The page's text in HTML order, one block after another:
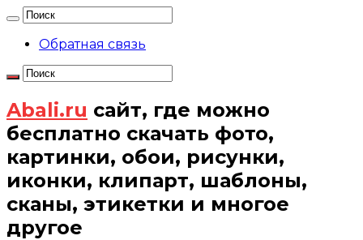
Обратная связь
Abali.ru сайт, где можно
бесплатно скачать фото,
картинки, обои, рисунки,
иконки, клипарт, шаблоны,
сканы, этикетки и многое
другое